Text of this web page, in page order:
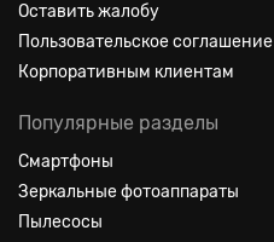
Оставить жалобу
Пользовательское соглашение
Корпоративным клиентам
Популярные разделы
Смартфоны
Зеркальные фотоаппараты
Пылесосы